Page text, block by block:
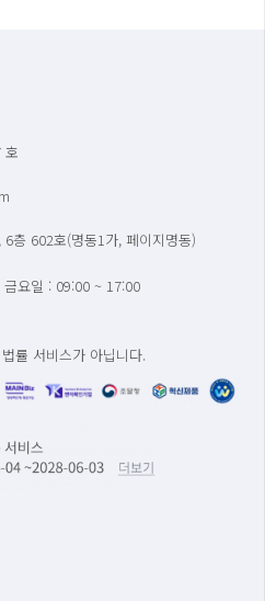
호
층 602호(명동1가, 페이지명동)
요일 : 09:00 ~ 17:00
률 서비스가 아닙니다.